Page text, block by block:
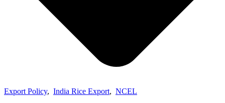
Export Policy, India Rice Export, NCEL